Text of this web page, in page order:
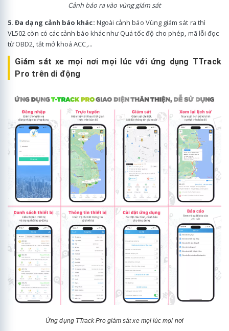
Cảnh báo ra vào vùng giám sát
5. Đa dạng cảnh báo khác: Ngoài cảnh báo Vùng giám sát ra thì
VL502 còn có các cảnh báo khác như Quá tốc độ cho phép, mã lỗi đọc
từ OBD2, tắt mở khoá ACC,...
Giám sát xe mọi nơi mọi lúc với ứng dụng TTrack
Pro trên di động
Ứng dụng TTrack Pro giám sát xe mọi lúc mọi nơi